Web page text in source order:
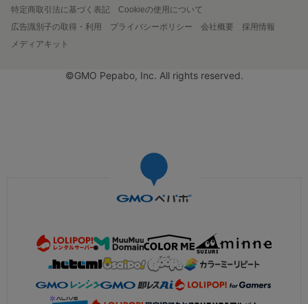
特定商取引法に基づく表記
Cookieの使用について
広告識別子の取得・利用
プライバシーポリシー 会社概要
採用情報
メディアキット
©GMO Pepabo, Inc. All rights reserved.